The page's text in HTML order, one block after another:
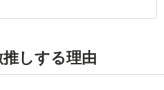
しする理由